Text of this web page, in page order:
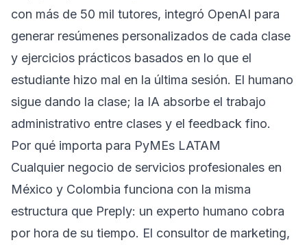
con más de 50 mil tutores, integró OpenAI para
generar resúmenes personalizados de cada clase
y ejercicios prácticos basados en lo que el
estudiante hizo mal en la última sesión. El humano
sigue dando la clase; la IA absorbe el trabajo
administrativo entre clases y el feedback fino.
Por qué importa para PyMEs LATAM
Cualquier negocio de servicios profesionales en
México y Colombia funciona con la misma
estructura que Preply: un experto humano cobra
por hora de su tiempo. El consultor de marketing,